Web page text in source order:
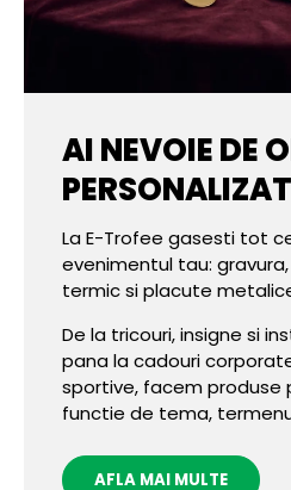
AI NEVOIE DE
La E-Trofee gasesti tot
evenimentul tau:
termic si placute
De la tricouri, insigne si
pana la cadouri
sportive, facem produse
functie de tema,
AFLA MAI MULTE